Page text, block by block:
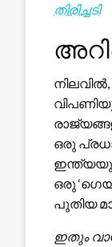
തിരിച്ചടി
ഒരു
ഒരു
പുതിയ
ഇതും